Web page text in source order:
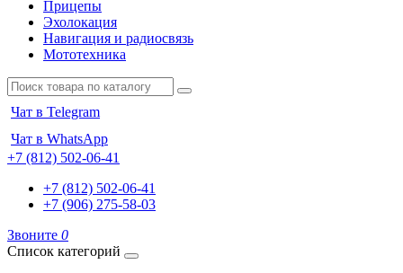
Прицепы
Эхолокация
Навигация и радиосвязь
Мототехника
Чат в Telegram
Чат в WhatsApp
+7 (812) 502-06-41
+7 (812) 502-06-41
+7 (906) 275-58-03
Звоните 0
Список категорий